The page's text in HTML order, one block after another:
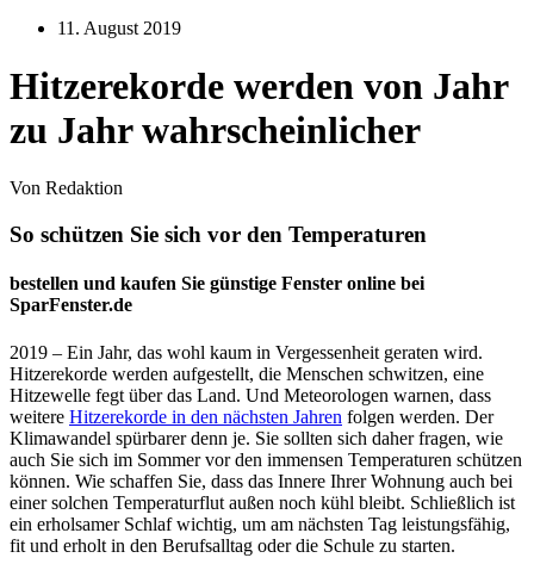
11. August 2019
Hitzerekorde werden von Jahr
zu Jahr wahrscheinlicher
Von Redaktion
So schützen Sie sich vor den Temperaturen
bestellen und kaufen Sie günstige Fenster online bei
SparFenster.de
2019 – Ein Jahr, das wohl kaum in Vergessenheit geraten wird.
Hitzerekorde werden aufgestellt, die Menschen schwitzen, eine
Hitzewelle fegt über das Land. Und Meteorologen warnen, dass
weitere Hitzerekorde in den nächsten Jahren folgen werden. Der
Klimawandel spürbarer denn je. Sie sollten sich daher fragen, wie
auch Sie sich im Sommer vor den immensen Temperaturen schützen
können. Wie schaffen Sie, dass das Innere Ihrer Wohnung auch bei
einer solchen Temperaturflut außen noch kühl bleibt. Schließlich ist
ein erholsamer Schlaf wichtig, um am nächsten Tag leistungsfähig,
fit und erholt in den Berufsalltag oder die Schule zu starten.